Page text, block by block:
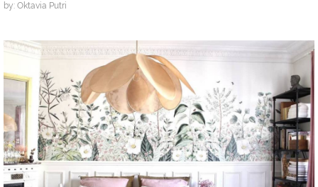
by: Oktavia Putri